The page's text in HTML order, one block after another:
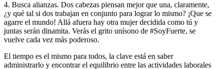
4. Busca alianzas. Dos cabezas piensan mejor que una, claramente,
¿y qué tal si dos trabajan en conjunto para lograr lo mismo? ¡Que se
agarre el mundo! Allá afuera hay otra mujer decidida como tú y
juntas serán dinamita. Verás el grito unísono de #SoyFuerte, se
vuelve cada vez más poderoso.
El tiempo es el mismo para todos, la clave está en saber
administrarlo y encontrar el equilibrio entre las actividades laborales